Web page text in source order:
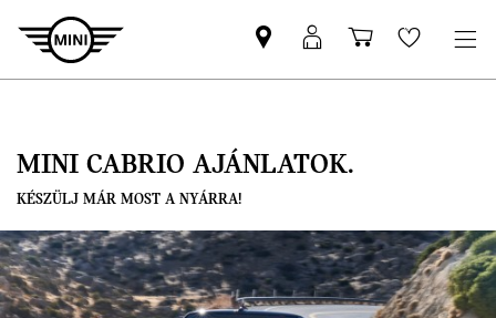
MINI-
partner
MyMINI
belépés
Wishlist
MINI CABRIO AJÁNLATOK.
KÉSZÜLJ MÁR MOST A NYÁRRA!